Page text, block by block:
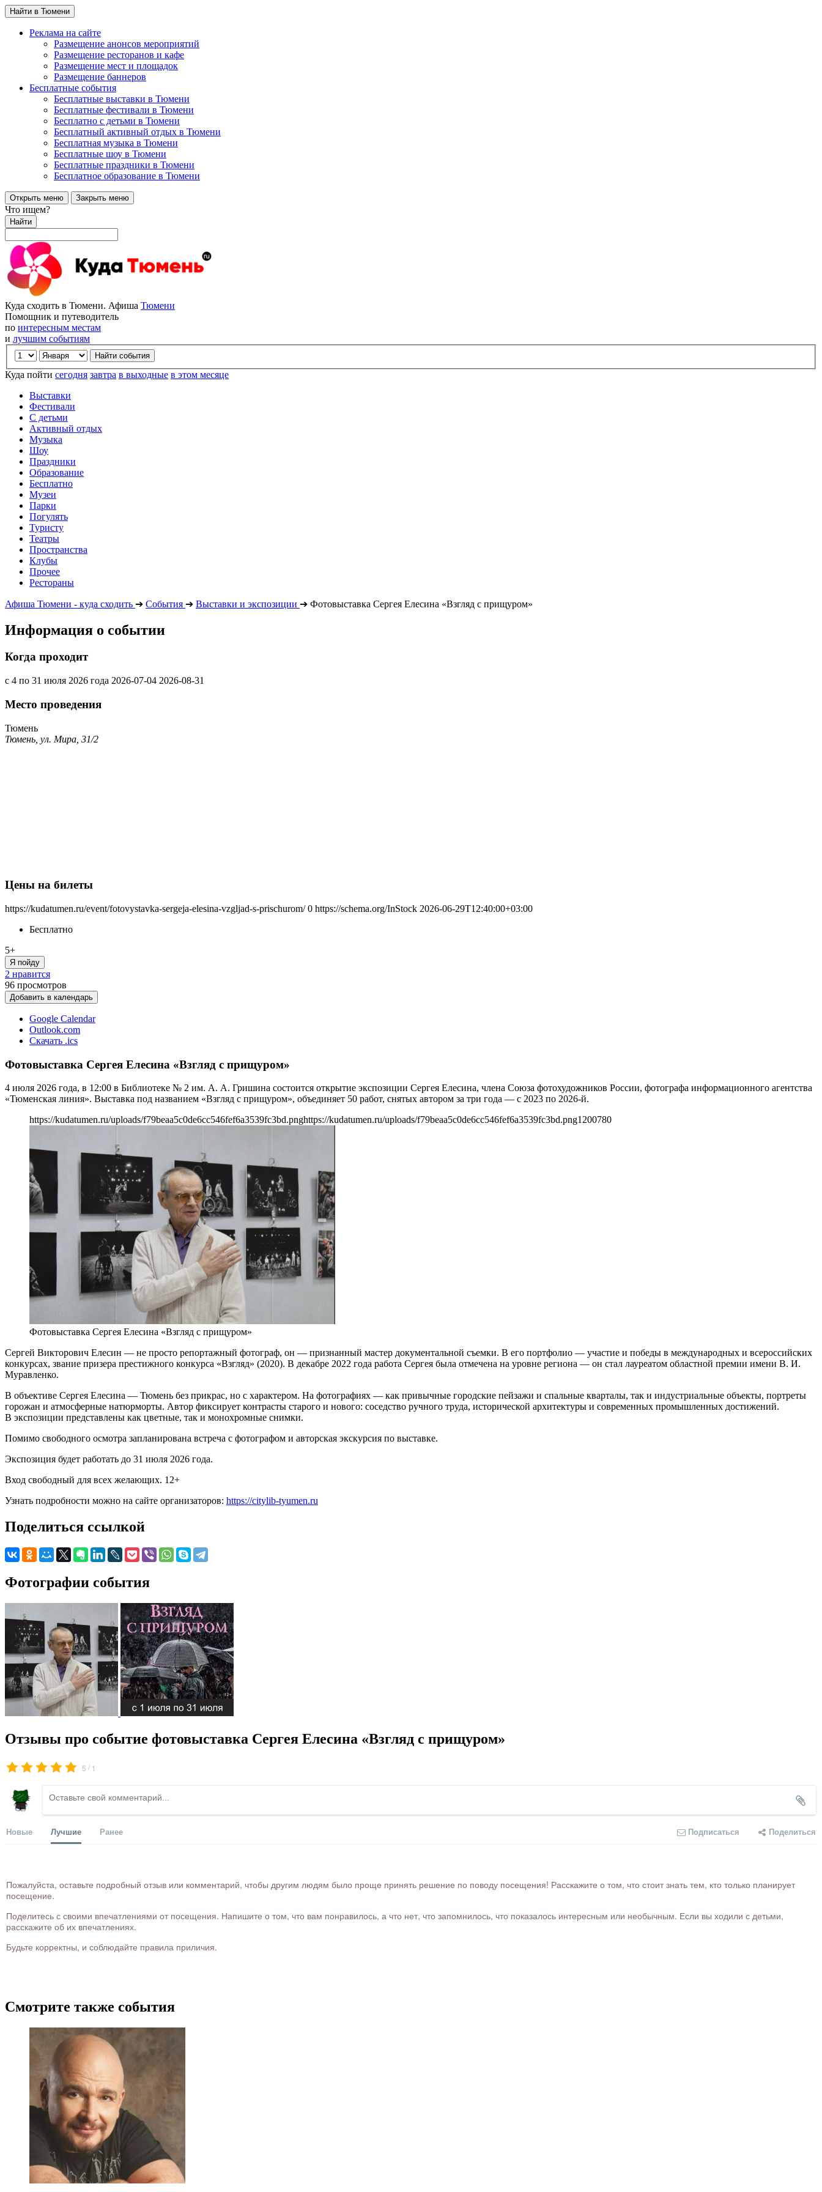
Найти в Тюмени
Реклама на сайте
Размещение анонсов мероприятий
Размещение ресторанов и кафе
Размещение мест и площадок
Размещение баннеров
Бесплатные события
Бесплатные выставки в Тюмени
Бесплатные фестивали в Тюмени
Бесплатно с детьми в Тюмени
Бесплатный активный отдых в Тюмени
Бесплатная музыка в Тюмени
Бесплатные шоу в Тюмени
Бесплатные праздники в Тюмени
Бесплатное образование в Тюмени
Открыть меню Закрыть меню
Что ищем?
Найти
Куда сходить в Тюмени. Афиша Тюмени
Помощник и путеводитель
по интересным местам
и лучшим событиям
Куда пойти сегодня завтра в выходные в этом месяце
Выставки
Фестивали
С детьми
Активный отдых
Музыка
Шоу
Праздники
Образование
Бесплатно
Музеи
Парки
Погулять
Туристу
Театры
Пространства
Клубы
Прочее
Рестораны
Афиша Тюмени - куда сходить ➔ События ➔ Выставки и экспозиции ➔ Фотовыставка Сергея Елесина «Взгляд с прищуром»
Информация о событии
Когда проходит
с 4 по 31 июля 2026 года 2026-07-04 2026-08-31
Место проведения
Тюмень
Тюмень, ул. Мира, 31/2
Цены на билеты
https://kudatumen.ru/event/fotovystavka-sergeja-elesina-vzgljad-s-prischurom/ 0 https://schema.org/InStock 2026-06-29T12:40:00+03:00
Бесплатно
5+
Я пойду
2 нравится
96 просмотров
Добавить в календарь
Google Calendar
Outlook.com
Скачать .ics
Фотовыставка Сергея Елесина «Взгляд с прищуром»
4 июля 2026 года, в 12:00 в Библиотеке № 2 им. А. А. Гришина состоится открытие экспозиции Сергея Елесина, члена Союза фотохудожников России, фотографа информационного агентства
«Тюменская линия». Выставка под названием «Взгляд с прищуром», объединяет 50 работ, снятых автором за три года — с 2023 по 2026-й.
https://kudatumen.ru/uploads/f79beaa5c0de6cc546fef6a3539fc3bd.pnghttps://kudatumen.ru/uploads/f79beaa5c0de6cc546fef6a3539fc3bd.png1200780
Фотовыставка Сергея Елесина «Взгляд с прищуром»
Сергей Викторович Елесин — не просто репортажный фотограф, он — признанный мастер документальной съемки. В его портфолио — участие и победы в международных и всероссийских
конкурсах, звание призера престижного конкурса «Взгляд» (2020). В декабре 2022 года работа Сергея была отмечена на уровне региона — он стал лауреатом областной премии имени В. И.
Муравленко.
В объективе Сергея Елесина — Тюмень без прикрас, но с характером. На фотографиях — как привычные городские пейзажи и спальные кварталы, так и индустриальные объекты, портреты
горожан и атмосферные натюрморты. Автор фиксирует контрасты старого и нового: соседство ручного труда, исторической архитектуры и современных промышленных достижений.
В экспозиции представлены как цветные, так и монохромные снимки.
Помимо свободного осмотра запланирована встреча с фотографом и авторская экскурсия по выставке.
Экспозиция будет работать до 31 июля 2026 года.
Вход свободный для всех желающих. 12+
Узнать подробности можно на сайте организаторов: https://citylib-tyumen.ru
Поделиться ссылкой
Фотографии события
Отзывы про событие фотовыставка Сергея Елесина «Взгляд с прищуром»
5 / 1
Новые Лучшие Ранее Подписаться Поделиться
Пожалуйста, оставьте подробный отзыв или комментарий, чтобы другим людям было проще принять решение по поводу посещения! Расскажите о том, что стоит знать тем, кто только планирует
посещение.
Поделитесь с своими впечатлениями от посещения. Напишите о том, что вам понравилось, а что нет, что запомнилось, что показалось интересным или необычным. Если вы ходили с детьми,
расскажите об их впечатлениях.
Будьте корректны, и соблюдайте правила приличия.
Смотрите также события